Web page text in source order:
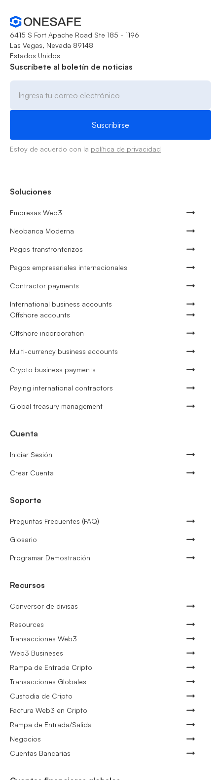
6415 S Fort Apache Road Ste 185 - 1196
Las Vegas, Nevada 89148
Estados Unidos
Suscríbete al boletín de noticias
Estoy de acuerdo con la política de privacidad
Soluciones
Empresas Web3
Neobanca Moderna
Pagos transfronterizos
Pagos empresariales internacionales
Contractor payments
International business accounts
Offshore accounts
Offshore incorporation
Multi-currency business accounts
Crypto business payments
Paying international contractors
Global treasury management
Cuenta
Iniciar Sesión
Crear Cuenta
Soporte
Preguntas Frecuentes (FAQ)
Glosario
Programar Demostración
Recursos
Conversor de divisas
Resources
Transacciones Web3
Web3 Busineses
Rampa de Entrada Cripto
Transacciones Globales
Custodia de Cripto
Factura Web3 en Cripto
Rampa de Entrada/Salida
Negocios
Cuentas Bancarias